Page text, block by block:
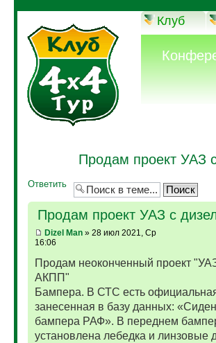
Клуб
Продам проект УАЗ
Ответить
Продам проект УАЗ с
Dizel Man» 28 июл 2021, Ср
16:06
Продам неоконченный проект
АКПП"
Бампера. В СТС есть
занесенная в базу данных:
бампера РАФ». В переднем
установлена лебедка и